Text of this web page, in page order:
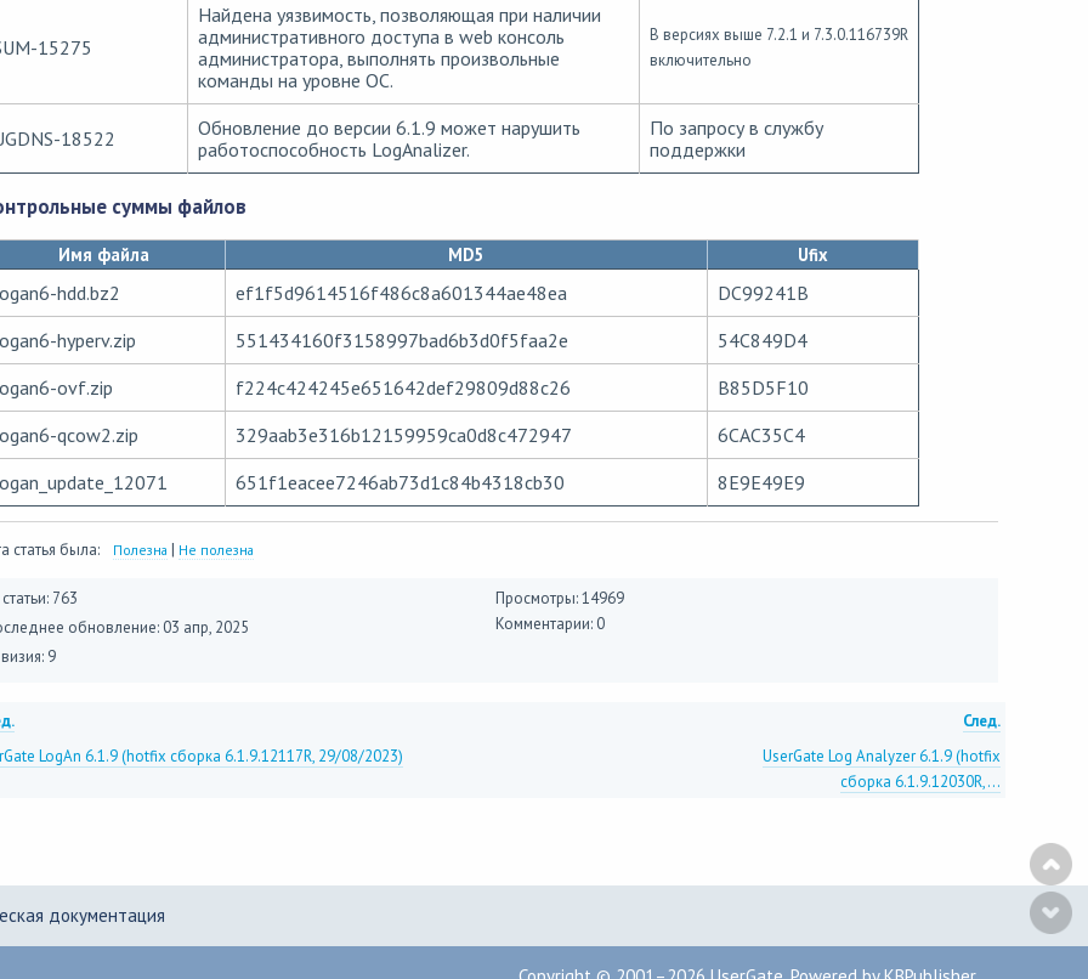
15275
Найдена уязвимость, позволяющая при наличии
административного доступа в web консоль
администратора, выполнять произвольные
команды на уровне ОС.
В версиях выше 7.2.1 и 7.3.0.116739R
включительно
18522
Обновление до версии 6.1.9 может нарушить
работоспособность LogAnalizer.
По запросу в службу
поддержки
суммы файлов
Имя файла MD5 Ufix
hdd.bz2 ef1f5d9614516f486c8a601344ae48ea
DC99241B
hyperv.zip
551434160f3158997bad6b3d0f5faa2e
54C849D4
ovf.zip
f224c424245e651642def29809d88c26
B85D5F10
qcow2.zip
329aab3e316b12159959ca0d8c472947
6CAC35C4
651f1eacee7246ab73d1c84b4318cb30 8E9E49E9
статья была: Полезна | Не полезна
763
обновление: 03 апр, 2025
9
Просмотры: 14969
Комментарии: 0
След.
LogAn 6.1.9 (hotfix сборка 6.1.9.12117R, 29/08/2023)
UserGate Log Analyzer 6.1.9 (hotfix
сборка 6.1.9.12030R,...
документация